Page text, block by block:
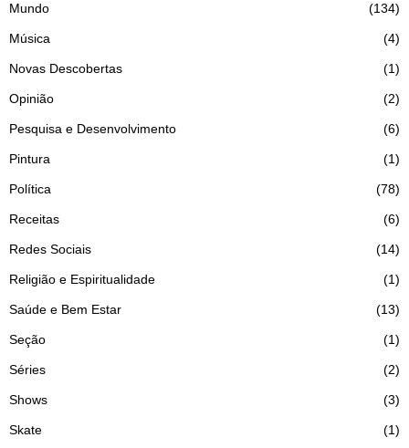
Mundo 134
Música 4
Novas Descobertas 1
Opinião 2
Pesquisa e Desenvolvimento 6
Pintura 1
Política 78
Receitas 6
Redes Sociais 14
Religião e Espiritualidade 1
Saúde e Bem Estar 13
Seção 1
Séries 2
Shows 3
Skate 1